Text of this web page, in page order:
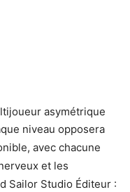
asymétrique
niveau opposera
avec chacune
et les
Sailor Studio Éditeur :